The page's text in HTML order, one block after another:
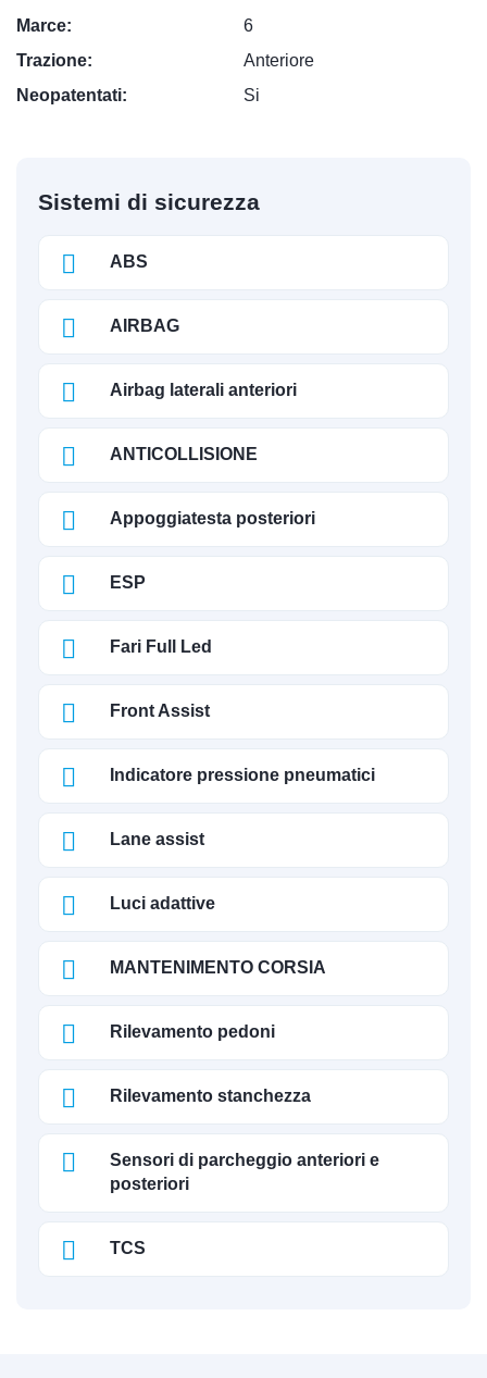
Marce:
6
Trazione:
Anteriore
Neopatentati:
Si
Sistemi di sicurezza
ABS
AIRBAG
Airbag laterali anteriori
ANTICOLLISIONE
Appoggiatesta posteriori
ESP
Fari Full Led
Front Assist
Indicatore pressione pneumatici
Lane assist
Luci adattive
MANTENIMENTO CORSIA
Rilevamento pedoni
Rilevamento stanchezza
Sensori di parcheggio anteriori e
posteriori
TCS